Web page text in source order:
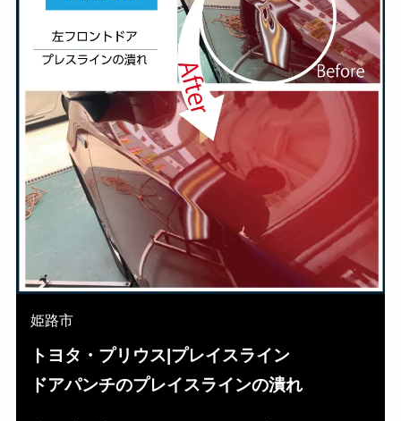
姫路市
トヨタ・プリウス|プレイスライン
ドアパンチのプレイスラインの潰れ